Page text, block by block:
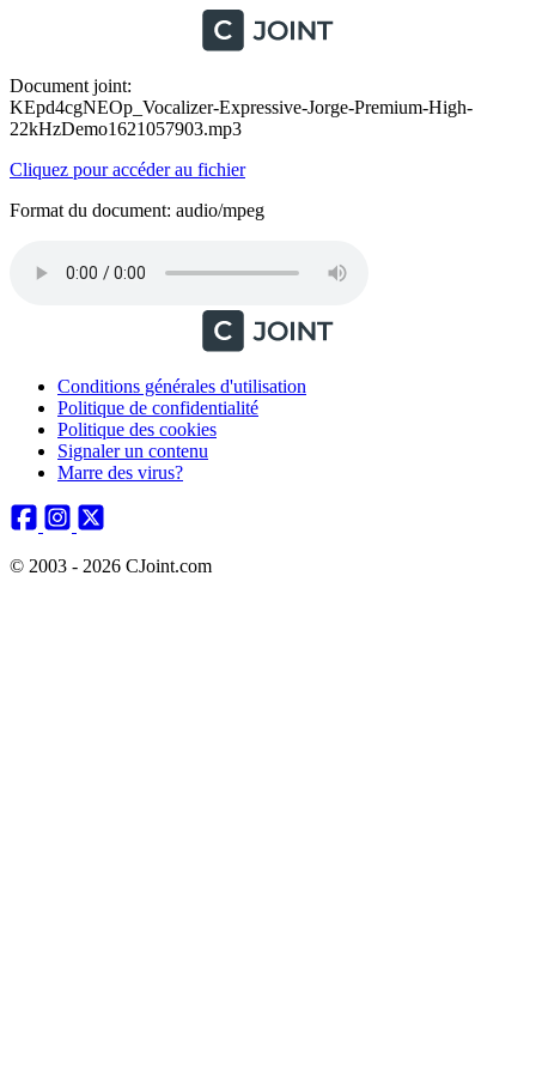
Document joint:
KEpd4cgNEOp_Vocalizer-Expressive-Jorge-Premium-High-
22kHzDemo1621057903.mp3
Cliquez pour accéder au fichier
Format du document: audio/mpeg
Conditions générales d'utilisation
Politique de confidentialité
Politique des cookies
Signaler un contenu
Marre des virus?
© 2003 - 2026 CJoint.com